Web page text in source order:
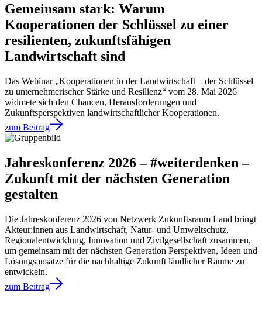
Gemeinsam stark: Warum
Kooperationen der Schlüssel zu einer
resilienten, zukunftsfähigen
Landwirtschaft sind
Das Webinar „Kooperationen in der Landwirtschaft – der Schlüssel
zu unternehmerischer Stärke und Resilienz“ vom 28. Mai 2026
widmete sich den Chancen, Herausforderungen und
Zukunftsperspektiven landwirtschaftlicher Kooperationen.
zum Beitrag
Jahreskonferenz 2026 – #weiterdenken –
Zukunft mit der nächsten Generation
gestalten
Die Jahreskonferenz 2026 von Netzwerk Zukunftsraum Land bringt
Akteur:innen aus Landwirtschaft, Natur- und Umweltschutz,
Regionalentwicklung, Innovation und Zivilgesellschaft zusammen,
um gemeinsam mit der nächsten Generation Perspektiven, Ideen und
Lösungsansätze für die nachhaltige Zukunft ländlicher Räume zu
entwickeln.
zum Beitrag